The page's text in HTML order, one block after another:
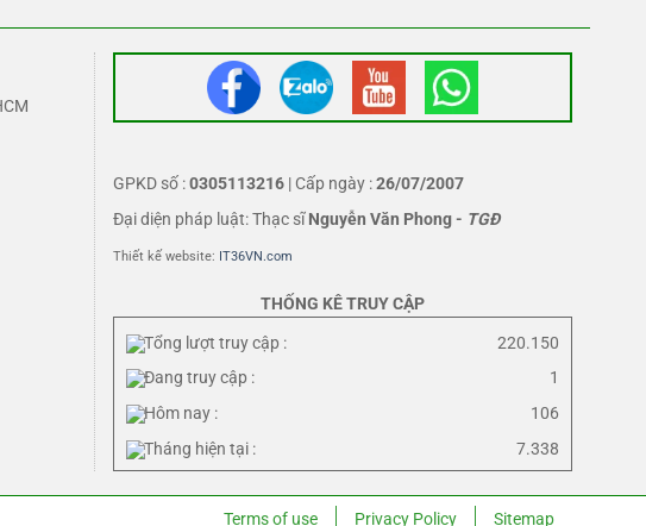
GPKD số :0305113216 | Cấp ngày :26/07/2007
Đại diện pháp luật: Thạc sĩNguyễn Văn Phong- TGĐ
Thiết kế website: IT36VN.com
THỐNG KÊ TRUY CẬP
Tổng lượt truy cập :
220.150
Đang truy cập :
1
Hôm nay :
106
Tháng hiện tại :
7.338
Terms of use Privacy Policy Sitemap